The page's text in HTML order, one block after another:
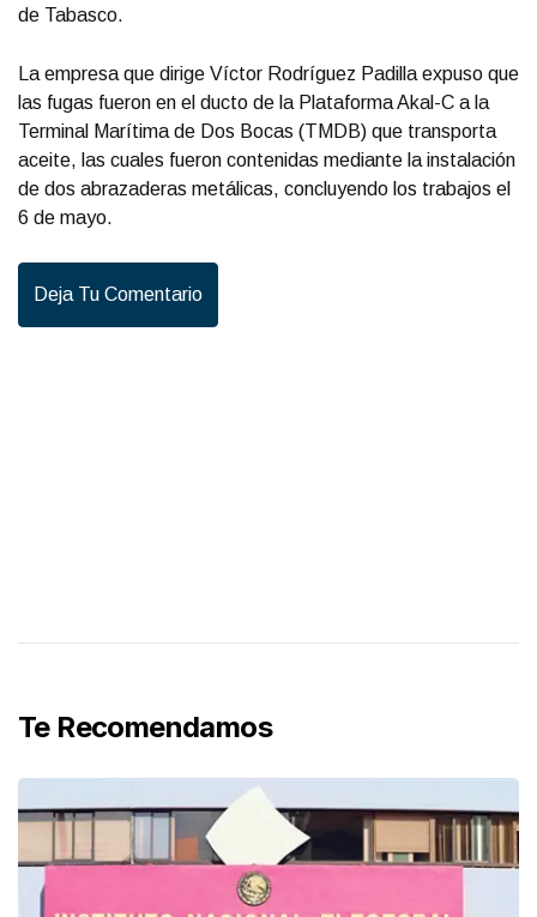
de Tabasco.
La empresa que dirige Víctor Rodríguez Padilla expuso que
las fugas fueron en el ducto de la Plataforma Akal-C a la
Terminal Marítima de Dos Bocas (TMDB) que transporta
aceite, las cuales fueron contenidas mediante la instalación
de dos abrazaderas metálicas, concluyendo los trabajos el
6 de mayo.
Deja Tu Comentario
Te Recomendamos